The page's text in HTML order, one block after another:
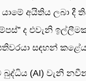
අයිතිය ලබා දී
ද එවැනි
සඳහන්
බුද්ධිය (AI) වැනි